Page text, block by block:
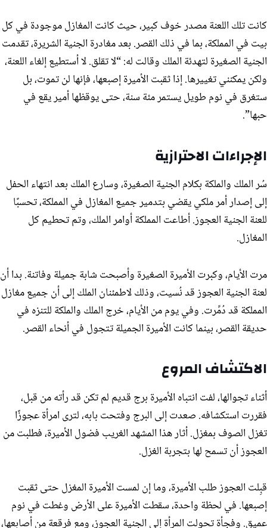
كانت تلك اللعنة مصدر خوف كبير، حيث كانت المغازل موجودة في كل
بيت في المملكة، بما في ذلك القصر. بعد مغادرة الجنية الشريرة، تقدمت
الجنية الصغيرة لتهدئة الملك وقالت له: “لا تقلق. لا أستطيع إلغاء اللعنة،
ولكن يمكنني تغييرها. إذا ثقبت الأميرة إصبعها، فإنها لن تموت، بل
ستغرق في نوم طويل يستمر مئة سنة، حتى يوقظها أمير يقع في
حبها”.
الإجراءات الاحترازية
سُر الملك والملكة بكلام الجنية الصغيرة، وسارع الملك بعد انتهاء الحفل
إلى إصدار أمر ملكي يقضي بتدمير جميع المغازل في المملكة، تحسبًا
للعنة الجنية العجوز. أطاعت المملكة أوامر الملك، وتم تحطيم كل
المغازل.
مرت الأيام، وكبرت الأميرة الصغيرة وأصبحت شابة جميلة وفاتنة. بدا أن
لعنة الجنية العجوز قد نُسيت، وذلك لاطمئنان الملك إلى أن جميع مغازل
المملكة قد دُمِّرت. وفي يوم من الأيام، خرج الملك والملكة للتنزه في
حديقة القصر، بينما كانت الأميرة الجميلة تتجول في أنحاء القصر.
الاكتشاف المروع
أثناء تجوالها، لفت انتباه الأميرة برج قديم لم تكن قد رأته من قبل،
فقررت استكشافه. صعدت إلى البرج وفتحت بابه، لترى امرأة عجوزًا
تغزل الصوف بمغزل. أثار هذا المشهد الغريب فضول الأميرة، فطلبت من
العجوز أن تسمح لها بتجربة الغزل.
قبِلت العجوز طلب الأميرة، وما إن لمست الأميرة المغزل حتى ثقبت
إصبعها. في لحظة واحدة، سقطت الأميرة على الأرض وغطت في نوم